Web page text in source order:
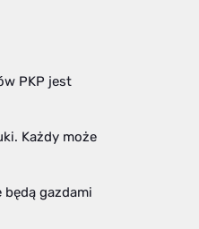
PKP jest
Każdy może
będą gazdami